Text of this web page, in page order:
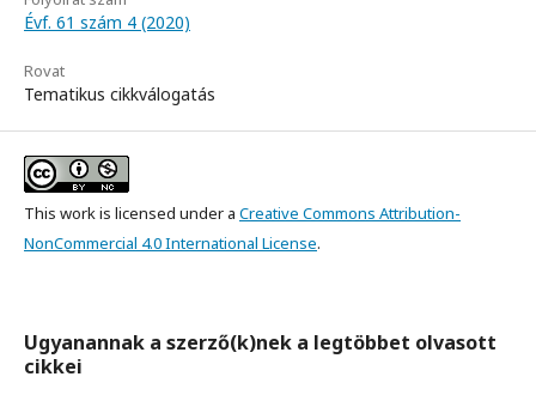
Évf. 61 szám 4 (2020)
Rovat
Tematikus cikkválogatás
This work is licensed under a Creative Commons Attribution-
NonCommercial 4.0 International License.
Ugyanannak a szerző(k)nek a legtöbbet olvasott
cikkei